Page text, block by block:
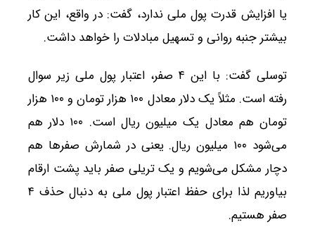
یا افزایش قدرت پول ملی ندارد، گفت: در واقع، این کار
بیشتر جنبه روانی و تسهیل مبادلات را خواهد داشت.
توسلی گفت: با این ۴ صفر، اعتبار پول ملی زیر سوال
رفته است. مثلاً یک دلار معادل ۱۰۰ هزار تومان و ۱۰۰ هزار
تومان هم معادل یک میلیون ریال است. ۱۰۰ دلار هم
می‌شود ۱۰۰ میلیون ریال. یعنی در شمارش صفر‌ها هم
دچار مشکل می‌شویم و یک تریلی صفر باید پشت ارقام
بیاوریم لذا برای حفظ اعتبار پول ملی به دنبال حذف ۴
صفر هستیم.